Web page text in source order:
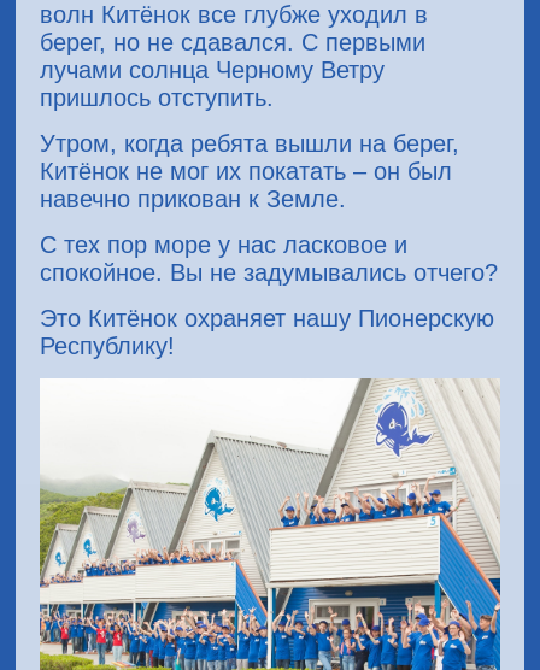
волн Китёнок все глубже уходил в
берег, но не сдавался. С первыми
лучами солнца Черному Ветру
пришлось отступить.
Утром, когда ребята вышли на берег,
Китёнок не мог их покатать – он был
навечно прикован к Земле.
С тех пор море у нас ласковое и
спокойное. Вы не задумывались отчего?
Это Китёнок охраняет нашу Пионерскую
Республику!